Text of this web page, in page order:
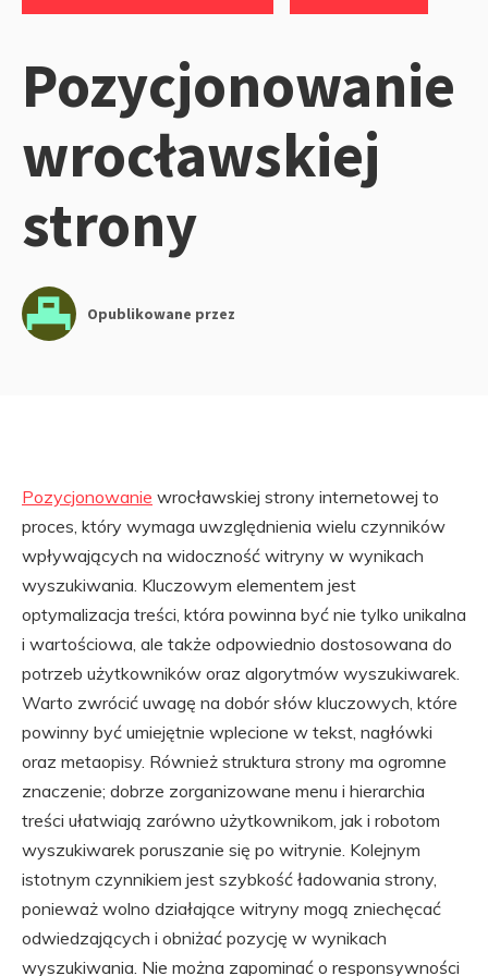
Pozycjonowanie
wrocławskiej
strony
Opublikowane przez
Pozycjonowanie wrocławskiej strony internetowej to
proces, który wymaga uwzględnienia wielu czynników
wpływających na widoczność witryny w wynikach
wyszukiwania. Kluczowym elementem jest
optymalizacja treści, która powinna być nie tylko unikalna
i wartościowa, ale także odpowiednio dostosowana do
potrzeb użytkowników oraz algorytmów wyszukiwarek.
Warto zwrócić uwagę na dobór słów kluczowych, które
powinny być umiejętnie wplecione w tekst, nagłówki
oraz metaopisy. Również struktura strony ma ogromne
znaczenie; dobrze zorganizowane menu i hierarchia
treści ułatwiają zarówno użytkownikom, jak i robotom
wyszukiwarek poruszanie się po witrynie. Kolejnym
istotnym czynnikiem jest szybkość ładowania strony,
ponieważ wolno działające witryny mogą zniechęcać
odwiedzających i obniżać pozycję w wynikach
wyszukiwania. Nie można zapominać o responsywności